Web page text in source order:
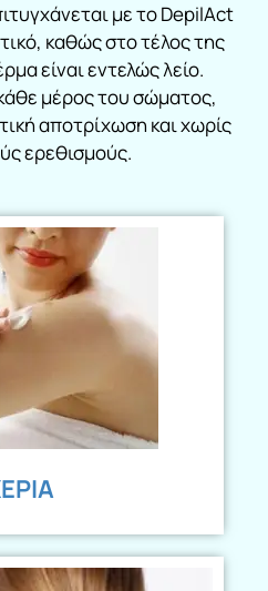
με το DepilAct
καθώς στο τέλος της
είναι εντελώς λείο.
μέρος του σώματος,
αποτρίχωση και χωρίς
ερεθισμούς.